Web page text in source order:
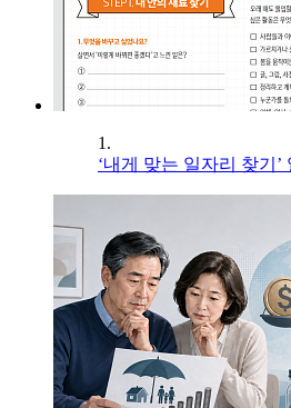
1.
‘내게 맞는 일자리 찾기’